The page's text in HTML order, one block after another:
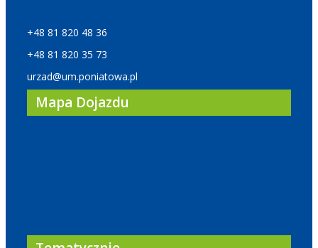
+48 81 820 48 36
+48 81 820 35 73
urzad@um.poniatowa.pl
Mapa Dojazdu